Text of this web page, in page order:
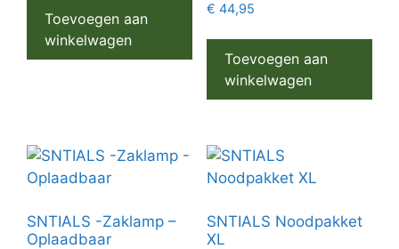
Toevoegen aan
winkelwagen
€ 44,95
Toevoegen aan
winkelwagen
SNTIALS -Zaklamp –
Oplaadbaar
SNTIALS Noodpakket
XL